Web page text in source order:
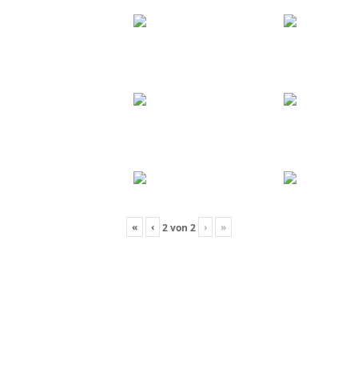
« ‹ 2von 2 › »